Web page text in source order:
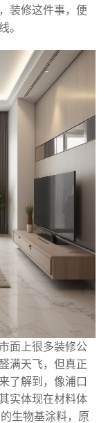
装修这件事，便
。
面上很多装修公
满天飞，但真正
了解到，像浦口
实体现在材料体
生物基涂料，原